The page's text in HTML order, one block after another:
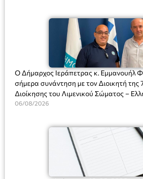
Ο Δήμαρχος Ιεράπετρας κ. Εμμανουήλ
σήμερα συνάντηση με τον Διοικητή της
Διοίκησης του Λιμενικού Σώματος –
Ακτοφυλακής (Λ.Σ.-ΕΛ.ΑΚΤ.),
06/08/2026